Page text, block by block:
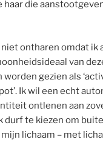
haar die
ontharen omdat ik
van
gezien als
Ik wil een echt
ontlenen aan
durf te kiezen om
lichaam – met